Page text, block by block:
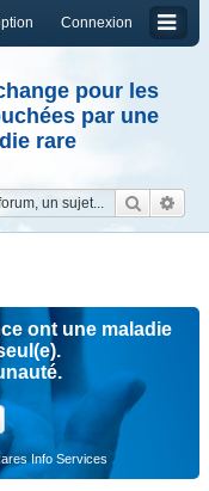
Connexion
pour les
par une
rare
ont une maladie
Info Services